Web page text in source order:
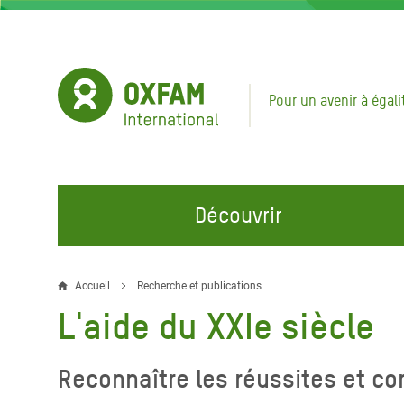
Aller
Pour un avenir à
Découvrir
NOS DOMAINES D'ACTION
Eau et Assainissement
Ressources Naturelles
Appel
au
Crise
REJOINDRE NOS CAMPAGNES
Climate Justice
d'Ariane
Accueil Recherche et publications
L'aide du XXIe siècle
Reconnaître les réussites et